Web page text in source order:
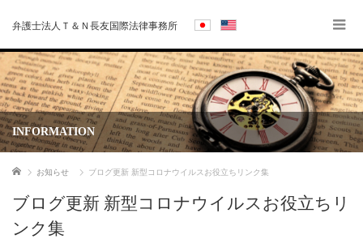
弁護士法人Ｔ＆Ｎ長友国際法律事務所
INFORMATION
ホーム お知らせ ブログ更新 新型コロナウイルスお役立ちリンク集
ブログ更新 新型コロナウイルスお役立ちリ
ンク集